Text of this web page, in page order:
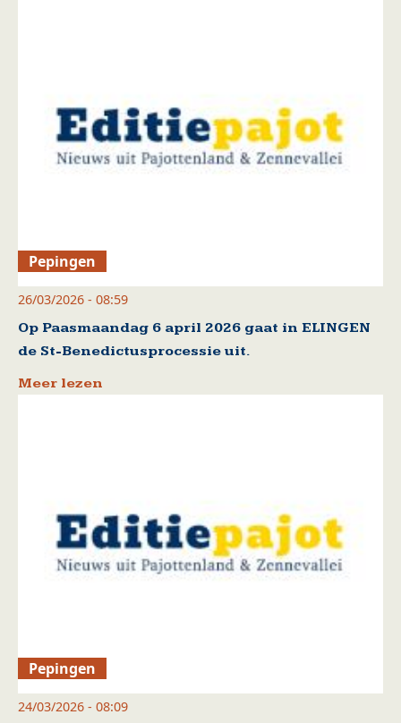
Pepingen
26/03/2026 - 08:59
Op Paasmaandag 6 april 2026 gaat in ELINGEN
de St-Benedictusprocessie uit.
Meer lezen
Pepingen
24/03/2026 - 08:09